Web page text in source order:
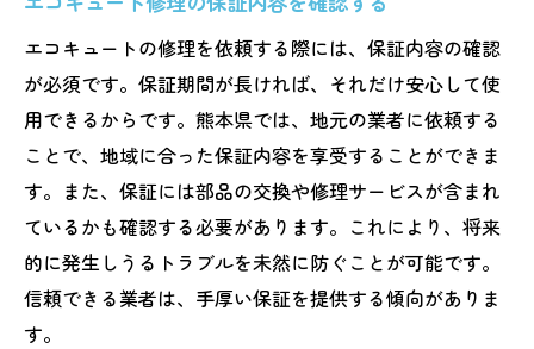
地域の特性に合わせた予防策
予防策でコストを削減する方法
熊本県でのエコキュート修理で技術力の高い業
者を見極める方法
技術力を見極めるためのポイント
実績豊富な業者の見つけ方
技術者の資格と経験を確認する
エコキュートの修理を依頼する際には、保証内容の確認
が必須です。保証期間が長ければ、それだけ安心して使
用できるからです。熊本県では、地元の業者に依頼する
ことで、地域に合った保証内容を享受することができま
す。また、保証には部品の交換や修理サービスが含まれ
ているかも確認する必要があります。これにより、将来
的に発生しうるトラブルを未然に防ぐことが可能です。
信頼できる業者は、手厚い保証を提供する傾向がありま
す。